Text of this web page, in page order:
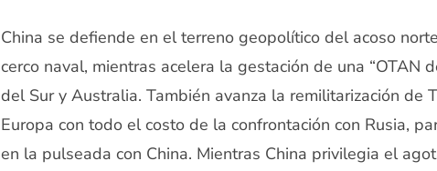
China se defiende en el terreno geopolítico del acoso
cerco naval, mientras acelera la gestación de una “OTAN
del Sur y Australia. También avanza la remilitarización de
Europa con todo el costo de la confrontación con Rusia,
en la pulseada con China. Mientras China privilegia el